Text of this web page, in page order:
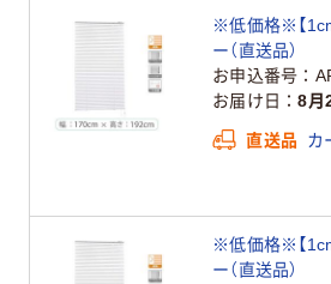
※低価格※【
ー（直送品）
お申込番号
お届け日
8月
直送品 カ
※低価格※【
ー（直送品）